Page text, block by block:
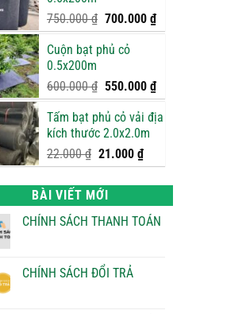
900.000 ₫.
750.000₫ Giá
gốc
là:
700.000 ₫Giá
hiện
700.000 ₫.
Cuộn bạt phủ cỏ
0.5x200m
600.000₫ Giá
gốc
là:
600.000 ₫.
550.000 ₫Giá
hiện
tại
Tấm bạt phủ cỏ vải địa
kích thước 2.0x2.0m
22.000₫ Giá
gốc
là:
22.000 ₫.
21.000 ₫Giá
hiện
tại
là:
21.000 ₫.
BÀI VIẾT MỚI
CHÍNH SÁCH THANH TOÁN
luận
ởCHÍNH SÁCH ĐỔI TRẢ